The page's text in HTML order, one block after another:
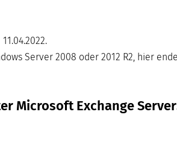
Server 2008 oder 2012 R2, hier
Microsoft Exchange